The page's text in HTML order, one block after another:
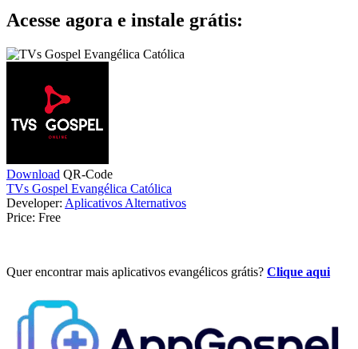
Acesse agora e instale grátis:
Download QR-Code
TVs Gospel Evangélica Católica
Developer: Aplicativos Alternativos
Price: Free
Quer encontrar mais aplicativos evangélicos grátis? Clique aqui